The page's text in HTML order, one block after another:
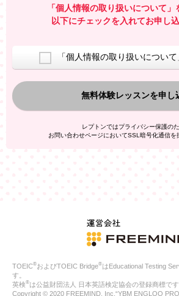
お問い合わせにお答えするため
レプトンのキャンペーンや新商品（新サ
室等をご案内するため
換した上で、広告・宣伝・販売促進活動
上記の利用目的のために第三者へ提供す
なお、この利用目的を超えた個人情報の取
た、これ以外の目的で個人情報を利用する
人情報を、本人が特定されないデータに不可
者広告配信事業者においてマッチングを行い
ご本人の同意がある場合
法令に基づく場合
人の生命、身体または財産の保護のため
公衆衛生の向上または児童の健全な育成
合
「個人情報の取り扱いについて」
以下にチェックを入れてお申し
「個人情報の取り扱いについ
無料体験レッスンを申し
レプトンではプライバシー保護のた
お問い合わせページにおいてSSL暗号化通信を
TOEIC®およびTOEIC Bridge®はEducational Testing
す。
英検®は公益財団法人 日本英語検定協会の登録商標です
Copyright © 2020 FREEMIND, Inc.“YBM ENGLOO